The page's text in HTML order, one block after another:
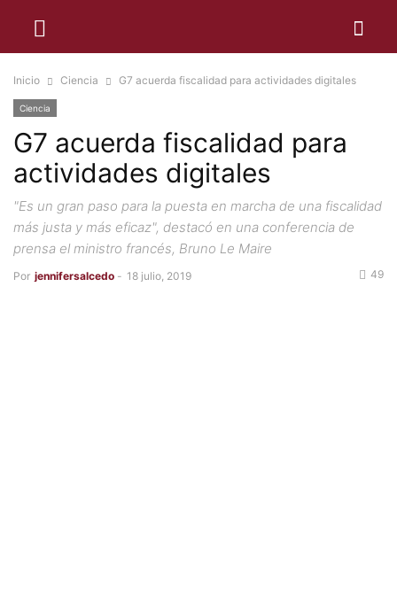
Inicio Ciencia G7 acuerda fiscalidad para actividades digitales
Ciencia
G7 acuerda fiscalidad para
actividades digitales
"Es un gran paso para la puesta en marcha de una fiscalidad
más justa y más eficaz", destacó en una conferencia de
prensa el ministro francés, Bruno Le Maire
Por jennifersalcedo - 18 julio, 2019 49